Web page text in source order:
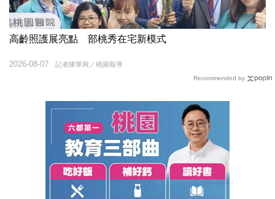
高齡照護展亮點 部桃秀在宅新模式
記者陳華興／桃園報導
2026-08-07
Recommended by